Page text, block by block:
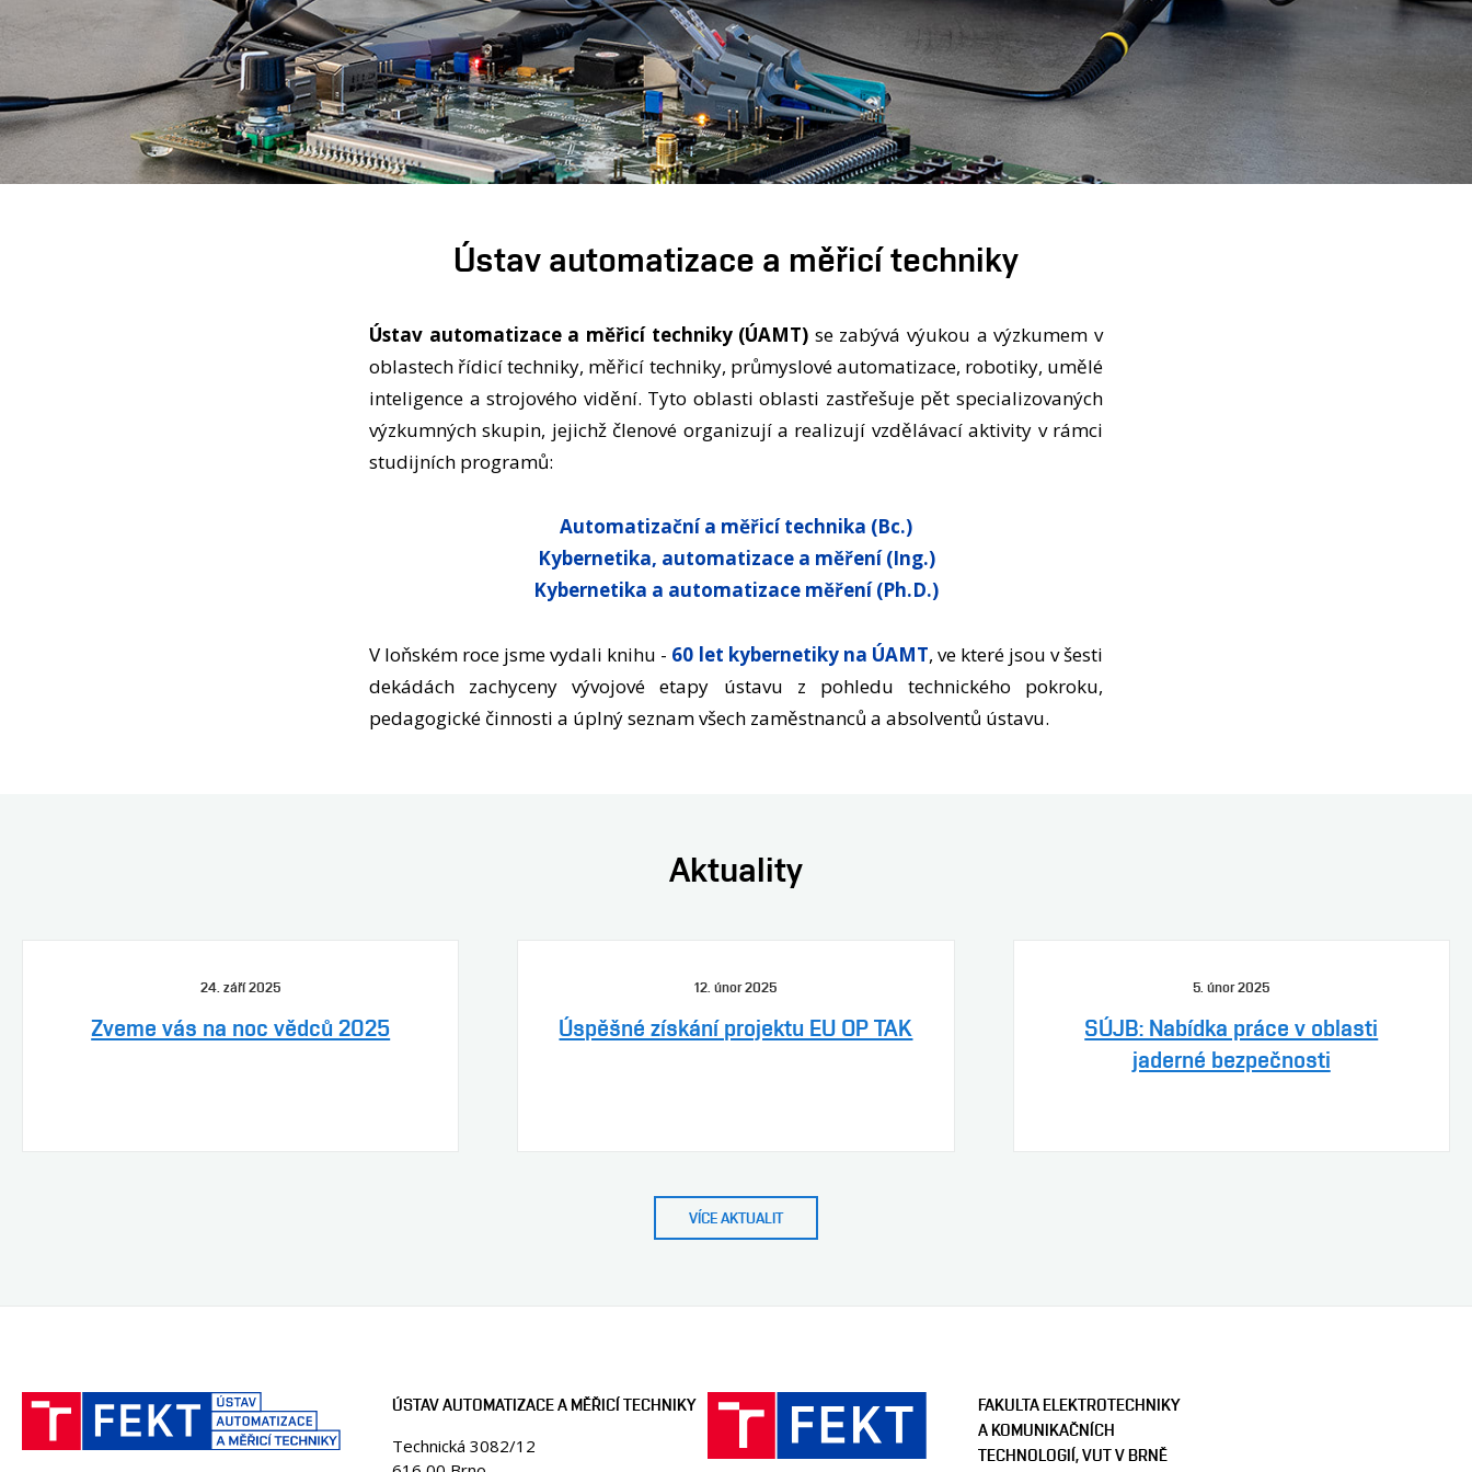
Ústav automatizace a měřicí techniky
Ústav automatizace a měřicí techniky (ÚAMT) se zabývá výukou a výzkumem v
oblastech řídicí techniky, měřicí techniky, průmyslové automatizace, robotiky, umělé
inteligence a strojového vidění. Tyto oblasti oblasti zastřešuje pět specializovaných
výzkumných skupin, jejichž členové organizují a realizují vzdělávací aktivity v rámci
studijních programů:
Automatizační a měřicí technika (Bc.)
Kybernetika, automatizace a měření (Ing.)
Kybernetika a automatizace měření (Ph.D.)
V loňském roce jsme vydali knihu - 60 let kybernetiky na ÚAMT, ve které jsou v šesti
dekádách zachyceny vývojové etapy ústavu z pohledu technického pokroku,
pedagogické činnosti a úplný seznam všech zaměstnanců a absolventů ústavu.
Aktuality
24. září 2025
Zveme vás na noc vědců 2025
12. únor 2025
Úspěšné získání projektu EU OP TAK
5. únor 2025
SÚJB: Nabídka práce v oblasti
jaderné bezpečnosti
VÍCE AKTUALIT
ÚSTAV AUTOMATIZACE A MĚŘICÍ TECHNIKY
Technická 3082/12
FAKULTA ELEKTROTECHNIKY
A KOMUNIKAČNÍCH
TECHNOLOGIÍ, VUT V BRNĚ